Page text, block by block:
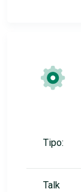
Tipo:
Talk